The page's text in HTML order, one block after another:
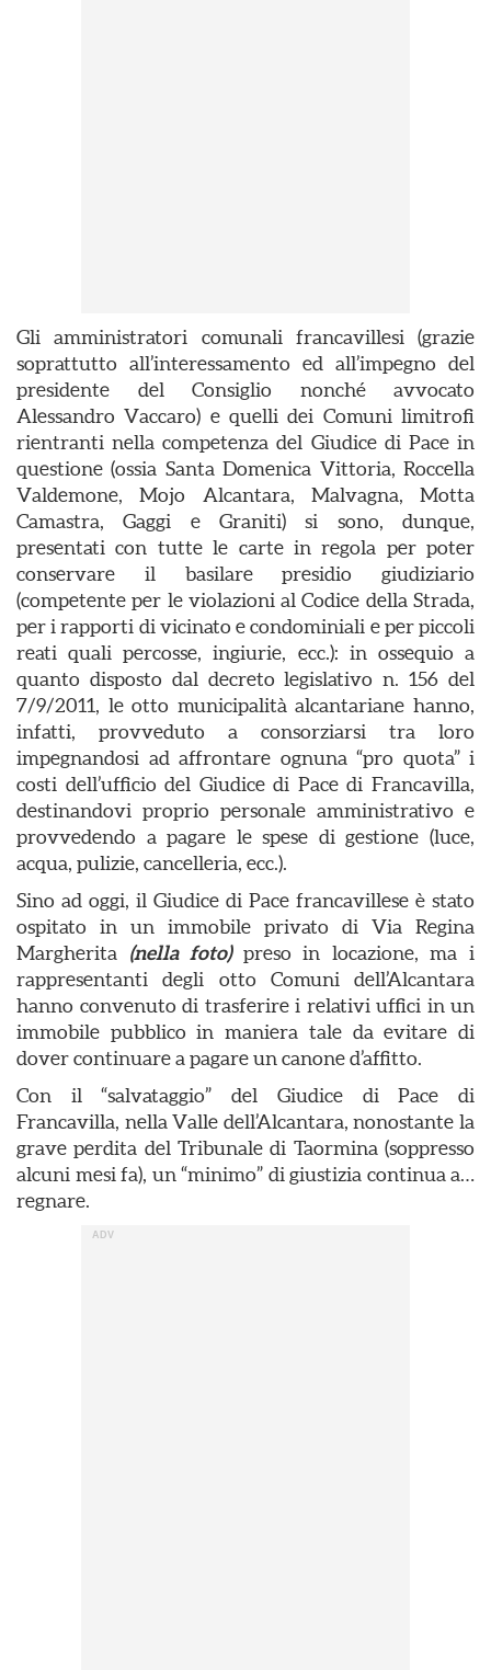
Gli amministratori comunali francavillesi (grazie
soprattutto all’interessamento ed all’impegno del
presidente del Consiglio nonché avvocato
Alessandro Vaccaro) e quelli dei Comuni limitrofi
rientranti nella competenza del Giudice di Pace in
questione (ossia Santa Domenica Vittoria, Roccella
Valdemone, Mojo Alcantara, Malvagna, Motta
Camastra, Gaggi e Graniti) si sono, dunque,
presentati con tutte le carte in regola per poter
conservare il basilare presidio giudiziario
(competente per le violazioni al Codice della Strada,
per i rapporti di vicinato e condominiali e per piccoli
reati quali percosse, ingiurie, ecc.): in ossequio a
quanto disposto dal decreto legislativo n. 156 del
7/9/2011, le otto municipalità alcantariane hanno,
infatti, provveduto a consorziarsi tra loro
impegnandosi ad affrontare ognuna “pro quota” i
costi dell’ufficio del Giudice di Pace di Francavilla,
destinandovi proprio personale amministrativo e
provvedendo a pagare le spese di gestione (luce,
acqua, pulizie, cancelleria, ecc.).
Sino ad oggi, il Giudice di Pace francavillese è stato
ospitato in un immobile privato di Via Regina
Margherita (nella foto)preso in locazione, ma i
rappresentanti degli otto Comuni dell’Alcantara
hanno convenuto di trasferire i relativi uffici in un
immobile pubblico in maniera tale da evitare di
dover continuare a pagare un canone d’affitto.
Con il “salvataggio” del Giudice di Pace di
Francavilla, nella Valle dell’Alcantara, nonostante la
grave perdita del Tribunale di Taormina (soppresso
alcuni mesi fa), un “minimo” di giustizia continua a…
regnare.